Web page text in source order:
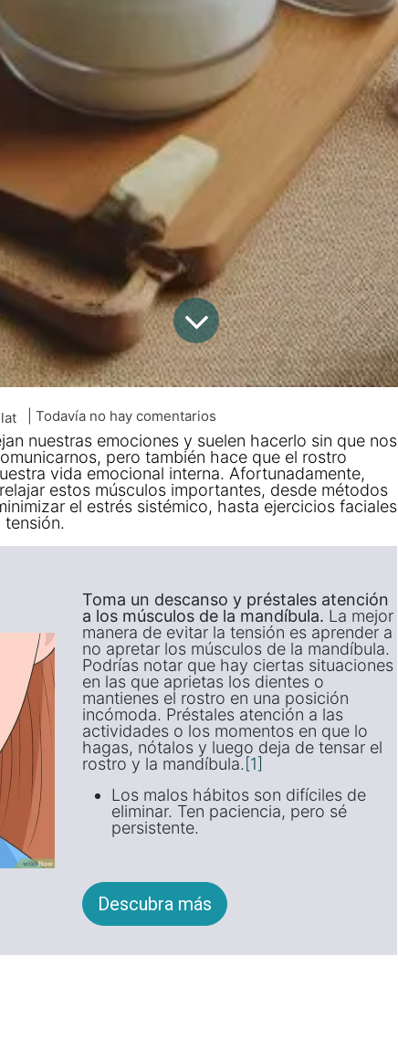
| Todavía no hay comentarios
nuestras emociones y suelen hacerlo sin que nos
pero también hace que el rostro
vida emocional interna. Afortunadamente,
estos músculos importantes, desde métodos
el estrés sistémico, hasta ejercicios faciales
Toma un descanso y préstales atención
a los músculos de la mandíbula. La mejor
manera de evitar la tensión es aprender a
no apretar los músculos de la mandíbula.
Podrías notar que hay ciertas situaciones
en las que aprietas los dientes o
mantienes el rostro en una posición
incómoda. Préstales atención a las
actividades o los momentos en que lo
hagas, nótalos y luego deja de tensar el
rostro y la mandíbula. [1]
Los malos hábitos son difíciles de
eliminar. Ten paciencia, pero sé
persistente.
Descubra más